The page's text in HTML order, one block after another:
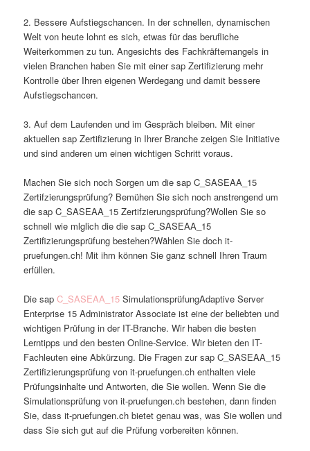
2. Bessere Aufstiegschancen. In der schnellen, dynamischen
Welt von heute lohnt es sich, etwas für das berufliche
Weiterkommen zu tun. Angesichts des Fachkräftemangels in
vielen Branchen haben Sie mit einer sap Zertifizierung mehr
Kontrolle über Ihren eigenen Werdegang und damit bessere
Aufstiegschancen.
3. Auf dem Laufenden und im Gespräch bleiben. Mit einer
aktuellen sap Zertifizierung in Ihrer Branche zeigen Sie Initiative
und sind anderen um einen wichtigen Schritt voraus.
Machen Sie sich noch Sorgen um die sap C_SASEAA_15
Zertifzierungsprüfung? Bemühen Sie sich noch anstrengend um
die sap C_SASEAA_15 Zertifzierungsprüfung?Wollen Sie so
schnell wie mlglich die die sap C_SASEAA_15
Zertifizierungsprüfung bestehen?Wählen Sie doch it-
pruefungen.ch! Mit ihm können Sie ganz schnell Ihren Traum
erfüllen.
Die sapC_SASEAA_15 SimulationsprüfungAdaptive Server
Enterprise 15 Administrator Associate ist eine der beliebten und
wichtigen Prüfung in der IT-Branche. Wir haben die besten
Lerntipps und den besten Online-Service. Wir bieten den IT-
Fachleuten eine Abkürzung. Die Fragen zur sap C_SASEAA_15
Zertifizierungsprüfung von it-pruefungen.ch enthalten viele
Prüfungsinhalte und Antworten, die Sie wollen. Wenn Sie die
Simulationsprüfung von it-pruefungen.ch bestehen, dann finden
Sie, dass it-pruefungen.ch bietet genau was, was Sie wollen und
dass Sie sich gut auf die Prüfung vorbereiten können.